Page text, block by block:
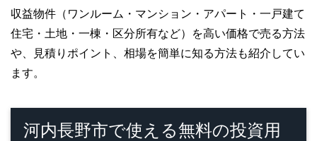
収益物件（ワンルーム・マンション・アパート・一戸建て
住宅・土地・一棟・区分所有など）を高い価格で売る方法
や、見積りポイント、相場を簡単に知る方法も紹介してい
ます。
河内長野市で使える無料の投資用